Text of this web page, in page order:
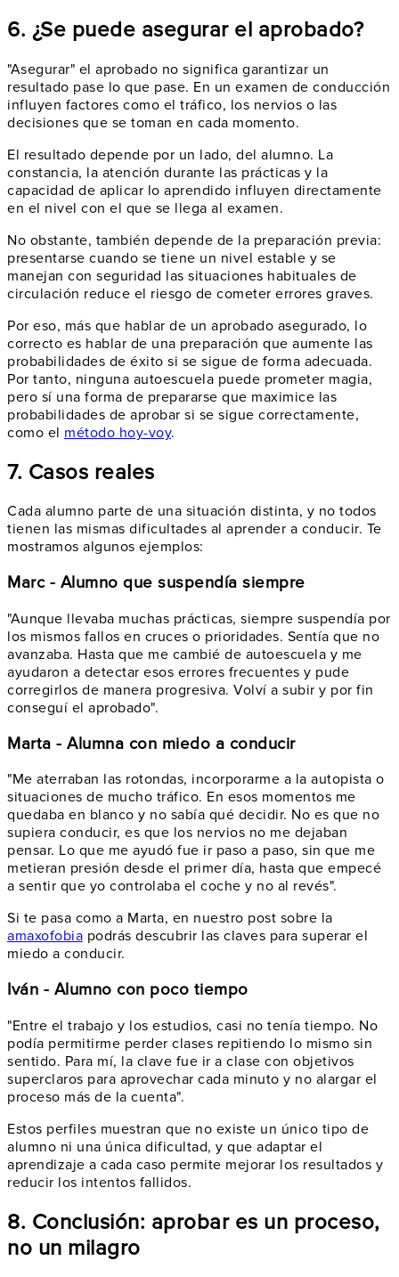
6. ¿Se puede asegurar el aprobado?
"Asegurar" el aprobado no significa garantizar un
resultado pase lo que pase. En un examen de conducción
influyen factores como el tráfico, los nervios o las
decisiones que se toman en cada momento.
El resultado depende por un lado, del alumno. La
constancia, la atención durante las prácticas y la
capacidad de aplicar lo aprendido influyen directamente
en el nivel con el que se llega al examen.
No obstante, también depende de la preparación previa:
presentarse cuando se tiene un nivel estable y se
manejan con seguridad las situaciones habituales de
circulación reduce el riesgo de cometer errores graves.
Por eso, más que hablar de un aprobado asegurado, lo
correcto es hablar de una preparación que aumente las
probabilidades de éxito si se sigue de forma adecuada.
Por tanto, ninguna autoescuela puede prometer magia,
pero sí una forma de prepararse que maximice las
probabilidades de aprobar si se sigue correctamente,
como el método hoy-voy.
7. Casos reales
Cada alumno parte de una situación distinta, y no todos
tienen las mismas dificultades al aprender a conducir. Te
mostramos algunos ejemplos:
Marc - Alumno que suspendía siempre
"Aunque llevaba muchas prácticas, siempre suspendía por
los mismos fallos en cruces o prioridades. Sentía que no
avanzaba. Hasta que me cambié de autoescuela y me
ayudaron a detectar esos errores frecuentes y pude
corregirlos de manera progresiva. Volví a subir y por fin
conseguí el aprobado".
Marta - Alumna con miedo a conducir
"Me aterraban las rotondas, incorporarme a la autopista o
situaciones de mucho tráfico. En esos momentos me
quedaba en blanco y no sabía qué decidir. No es que no
supiera conducir, es que los nervios no me dejaban
pensar. Lo que me ayudó fue ir paso a paso, sin que me
metieran presión desde el primer día, hasta que empecé
a sentir que yo controlaba el coche y no al revés".
Si te pasa como a Marta, en nuestro post sobre la
amaxofobia podrás descubrir las claves para superar el
miedo a conducir.
Iván - Alumno con poco tiempo
"Entre el trabajo y los estudios, casi no tenía tiempo. No
podía permitirme perder clases repitiendo lo mismo sin
sentido. Para mí, la clave fue ir a clase con objetivos
superclaros para aprovechar cada minuto y no alargar el
proceso más de la cuenta".
Estos perfiles muestran que no existe un único tipo de
alumno ni una única dificultad, y que adaptar el
aprendizaje a cada caso permite mejorar los resultados y
reducir los intentos fallidos.
8. Conclusión: aprobar es un proceso,
no un milagro